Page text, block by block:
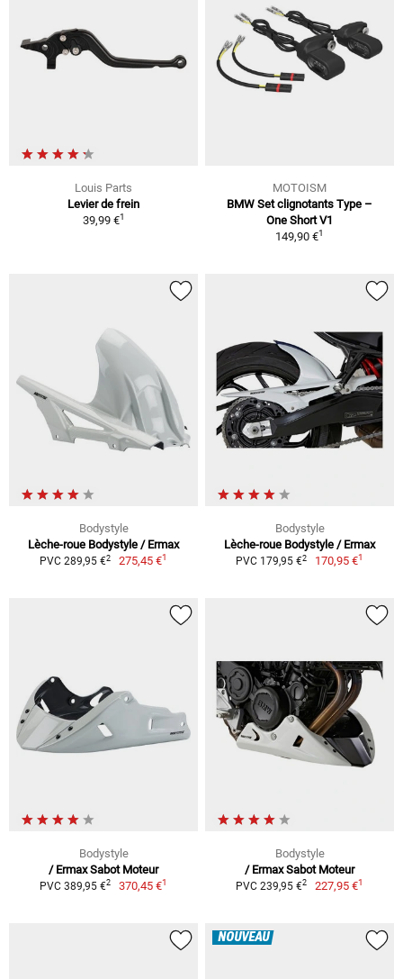
Louis Parts
Levier de frein
39,99 €1
MOTOISM
BMW Set clignotants Type –
One Short V1
149,90 €1
Bodystyle
Lèche-roue Bodystyle / Ermax
PVC 289,95 €2 275,45 €1
Bodystyle
Lèche-roue Bodystyle / Ermax
PVC 179,95 €2 170,95 €1
Bodystyle
/ Ermax Sabot Moteur
PVC 389,95 €2 370,45 €1
Bodystyle
/ Ermax Sabot Moteur
PVC 239,95 €2 227,95 €1
NOUVEAU